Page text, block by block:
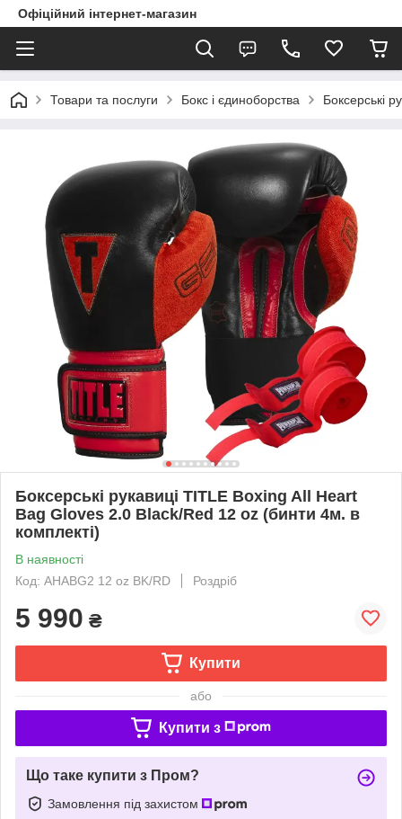
Офіційний інтернет-магазин
Товари та послуги Бокс і єдиноборства Боксерські
Боксерські рукавиці TITLE Boxing All Heart
Bag Gloves 2.0 Black/Red 12 oz (бинти 4м. в
комплекті)
В наявності
Код: AHABG2 12 oz BK/RD
Роздріб
5 990 ₴
Купити
або
Купити з
Що таке купити з Пром?
Замовлення під захистом